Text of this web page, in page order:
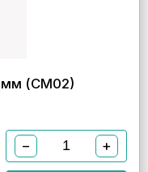
(СМ02)
− +